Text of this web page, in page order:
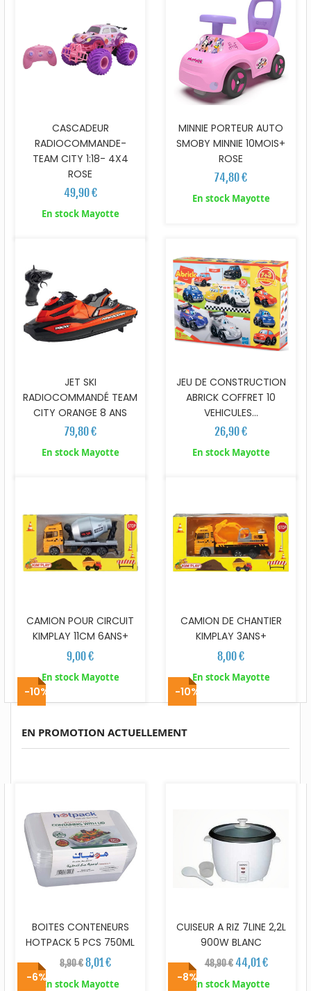
CASCADEUR
RADIOCOMMANDE-
TEAM CITY 1:18- 4X4
ROSE
49,90 €
En stock Mayotte
MINNIE PORTEUR AUTO
SMOBY MINNIE 10MOIS+
ROSE
74,80 €
En stock Mayotte
JET SKI
RADIOCOMMANDÉ TEAM
CITY ORANGE 8 ANS
79,80 €
En stock Mayotte
JEU DE CONSTRUCTION
ABRICK COFFRET 10
VEHICULES...
26,90 €
En stock Mayotte
CAMION POUR CIRCUIT
KIMPLAY 11CM 6ANS+
9,00 €
En stock Mayotte
CAMION DE CHANTIER
KIMPLAY 3ANS+
8,00 €
En stock Mayotte
EN PROMOTION ACTUELLEMENT
-10%
BOITES CONTENEURS
HOTPACK 5 PCS 750ML
8,90 €8,01 €
En stock Mayotte
-10%
CUISEUR A RIZ 7LINE 2,2L
900W BLANC
48,90 € 44,01 €
En stock Mayotte
-6% -8%